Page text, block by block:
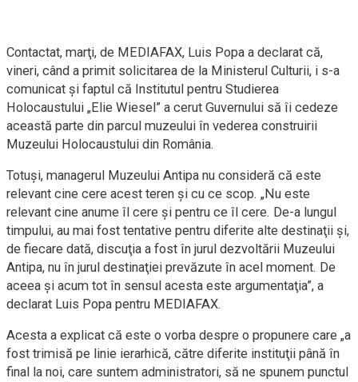
Contactat, marţi, de MEDIAFAX, Luis Popa a declarat că,
vineri, când a primit solicitarea de la Ministerul Culturii, i s-a
comunicat şi faptul că Institutul pentru Studierea
Holocaustului „Elie Wiesel” a cerut Guvernului să îi cedeze
această parte din parcul muzeului în vederea construirii
Muzeului Holocaustului din România.
Totuşi, managerul Muzeului Antipa nu consideră că este
relevant cine cere acest teren şi cu ce scop. „Nu este
relevant cine anume îl cere şi pentru ce îl cere. De-a lungul
timpului, au mai fost tentative pentru diferite alte destinaţii şi,
de fiecare dată, discuţia a fost în jurul dezvoltării Muzeului
Antipa, nu în jurul destinaţiei prevăzute în acel moment. De
aceea şi acum tot în sensul acesta este argumentaţia”, a
declarat Luis Popa pentru MEDIAFAX.
Acesta a explicat că este o vorba despre o propunere care „a
fost trimisă pe linie ierarhică, către diferite instituţii până în
final la noi, care suntem administratori, să ne spunem punctul